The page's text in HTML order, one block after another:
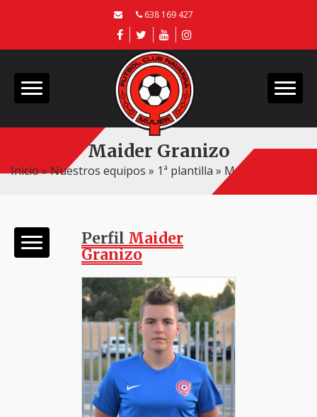
638 169 427
Maider Granizo
Inicio»Nuestros equipos » 1ª plantilla » Maider Granizo
Perfil Maider
Granizo